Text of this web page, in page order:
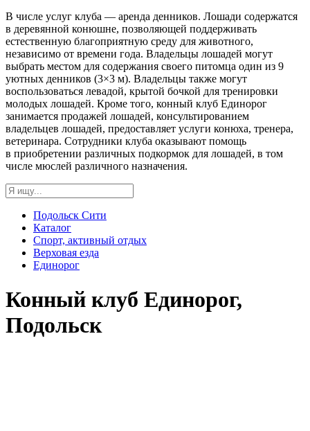
В числе услуг клуба — аренда денников. Лошади содержатся
в деревянной конюшне, позволяющей поддерживать
естественную благоприятную среду для животного,
независимо от времени года. Владельцы лошадей могут
выбрать местом для содержания своего питомца один из 9
уютных денников (3×3 м). Владельцы также могут
воспользоваться левадой, крытой бочкой для тренировки
молодых лошадей. Кроме того, конный клуб Единорог
занимается продажей лошадей, консультированием
владельцев лошадей, предоставляет услуги конюха, тренера,
ветеринара. Сотрудники клуба оказывают помощь
в приобретении различных подкормок для лошадей, в том
числе мюслей различного назначения.
Подольск Сити
Каталог
Спорт, активный отдых
Верховая езда
Единорог
Конный клуб Единорог,
Подольск